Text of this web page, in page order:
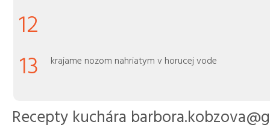
12
13
krajame nozom nahriatym v horucej vode
Recepty kuchára